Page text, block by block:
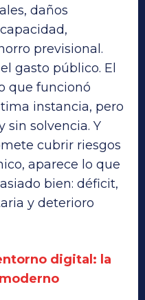
daños
previsional.
gasto público. El
que funcionó
instancia, pero
sin solvencia. Y
cubrir riesgos
aparece lo que
bien: déficit,
y deterioro
digital: la